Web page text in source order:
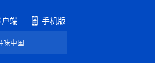
户端 手机版
味中国